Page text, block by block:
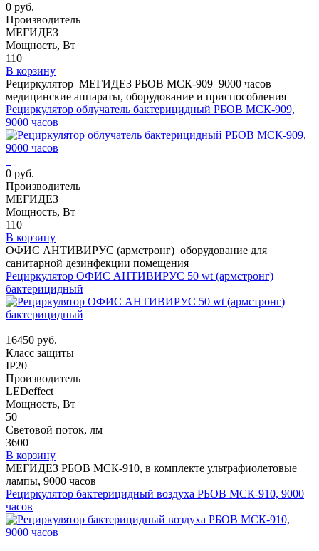
0 руб.
Производитель
МЕГИДЕЗ
Мощность, Вт
110
В корзину
Рециркулятор МЕГИДЕЗ РБОВ МСК-909 9000 часов
медицинские аппараты, оборудование и приспособления
Рециркулятор облучатель бактерицидный РБОВ МСК-909,
9000 часов
0 руб.
Производитель
МЕГИДЕЗ
Мощность, Вт
110
В корзину
ОФИС АНТИВИРУС (армстронг) оборудование для
санитарной дезинфекции помещения
Рециркулятор ОФИС АНТИВИРУС 50 wt (армстронг)
бактерицидный
16450 руб.
Класс защиты
IP20
Производитель
LEDeffect
Мощность, Вт
50
Световой поток, лм
3600
В корзину
МЕГИДЕЗ РБОВ МСК-910, в комплекте ультрафиолетовые
лампы, 9000 часов
Рециркулятор бактерицидный воздуха РБОВ МСК-910, 9000
часов